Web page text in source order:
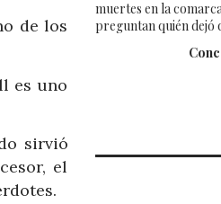
de los
es uno
sirvió
el
muertes en la
preguntan quién dejó